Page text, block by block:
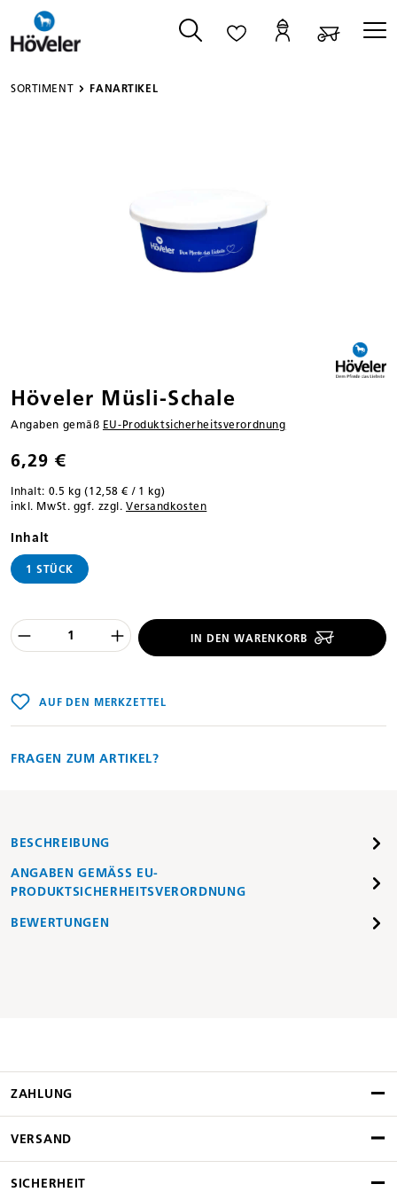
springen
SORTIMENT FANARTIKEL
Höveler Müsli-Schale
Angaben gemäß EU‑Produktsicherheitsverordnung
6,29 €
Inhalt: 0.5 kg(12,58 € / 1 kg)
inkl. MwSt. ggf. zzgl. Versandkosten
Inhaltauswählen
1 STÜCK
Produkt Anzahl des Produktes
IN DEN WARENKORB
AUF DEN MERKZETTEL
FRAGEN ZUM ARTIKEL?
BESCHREIBUNG
ANGABEN GEMÄSS EU-P
RODUKTSICHERHEITSVERORDNUNG
BEWERTUNGEN
ZAHLUNG
VERSAND
SICHERHEIT